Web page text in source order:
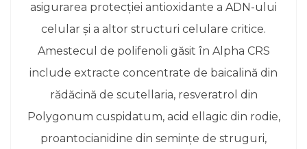
asigurarea protecției antioxidante a ADN-ului
celular și a altor structuri celulare critice.
Amestecul de polifenoli găsit în Alpha CRS
include extracte concentrate de baicalină din
rădăcină de scutellaria, resveratrol din
Polygonum cuspidatum, acid ellagic din rodie,
proantocianidine din semințe de struguri,